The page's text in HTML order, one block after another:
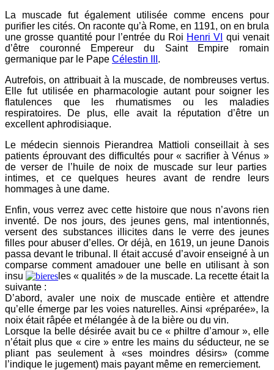
La muscade fut également utilisée comme encens pour
purifier les cités. On raconte qu’à Rome, en 1191, on en brula
une grosse quantité pour l’entrée du Roi Henri VI qui venait
d’être couronné Empereur du Saint Empire romain
germanique par le Pape Célestin III .
Autrefois, on attribuait à la muscade, de nombreuses vertus.
Elle fut utilisée en pharmacologie autant pour soigner les
flatulences que les rhumatismes ou les maladies
respiratoires. De plus, elle avait la réputation d’être un
excellent aphrodisiaque.
Le médecin siennois Pierandrea Mattioli conseillait à ses
patients éprouvant des difficultés pour « sacrifier à Vénus »
de verser de l’huile de noix de muscade sur leur parties
intimes, et ce quelques heures avant de rendre leurs
hommages à une dame.
Enfin, vous verrez avec cette histoire que nous n’avons rien
inventé. De nos jours, des jeunes gens, mal intentionnés,
versent des substances illicites dans le verre des jeunes
filles pour abuser d’elles. Or déjà, en 1619, un jeune Danois
passa devant le tribunal. Il
était accusé d’avoir enseigné à un
comparse comment amadouer une belle en utilisant à son
insu
les « qualités » de la muscade. La recette était la
suivante :
D’abord, avaler une noix de muscade entière et attendre
qu’elle émerge par les voies naturelles. Ainsi «préparée», la
noix était râpée et mélangée à de la bière ou du vin.
Lorsque la belle désirée avait bu ce « philtre d’amour », elle
n’était plus que « cire » entre les mains du séducteur, ne se
pliant pas seulement à «ses moindres désirs» (comme
l’indique le jugement) mais payant même en remerciement.